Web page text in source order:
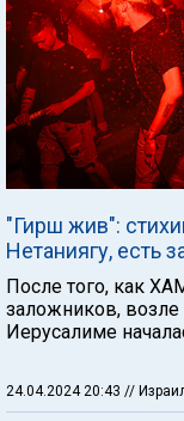
"Гирш жив":
Нетаниягу, есть
После того, как
заложников, возле
Иерусалиме
24.04.2024 20:43 //